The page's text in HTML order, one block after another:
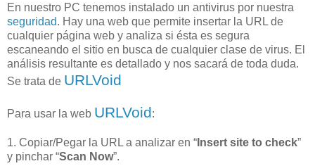
En nuestro PC tenemos instalado un antivirus por nuestra
seguridad. Hay una web que permite insertar la URL de
cualquier página web y analiza si ésta es segura
escaneando el sitio en busca de cualquier clase de virus. El
análisis resultante es detallado y nos sacará de toda duda.
Se trata de URLVoid
Para usar la web URLVoid:
1. Copiar/Pegar la URL a analizar en “ Insert site to check”
y pinchar “Scan Now”.